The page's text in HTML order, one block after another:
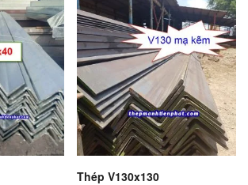
Thép V130x130